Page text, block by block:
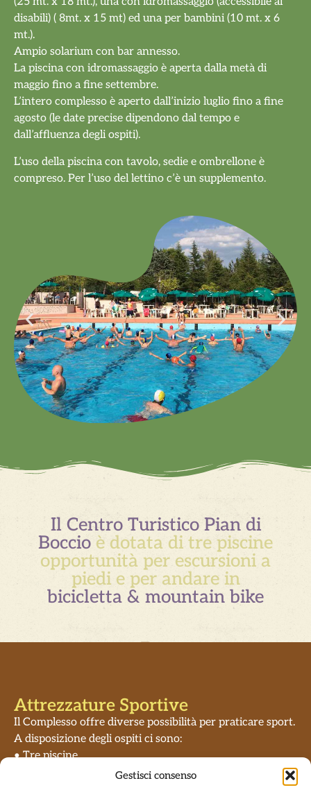
Gestisci consenso
disabili) ( 8mt. x 15 mt) ed una per bambini (10 mt. x 6
mt.).
Ampio solarium con bar annesso.
La piscina con idromassaggio è aperta dalla metà di
maggio fino a fine settembre.
L’intero complesso è aperto dall’inizio luglio fino a fine
agosto (le date precise dipendono dal tempo e
dall’affluenza degli ospiti).
L’uso della piscina con tavolo, sedie e ombrellone è
compreso. Per l’uso del lettino c’è un supplemento.
Il Centro Turistico Pian di
Boccio è dotata di tre piscine
opportunità per escursioni a
piedi e per andare in
bicicletta & mountain bike
Attrezzature Sportive
Il Complesso offre diverse possibilità per praticare sport.
A disposizione degli ospiti ci sono:
• Tre piscine
• Un campo da calcetto